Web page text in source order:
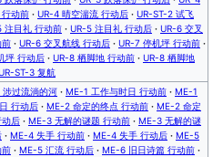
动前 · UR-4 晴空湍流 行动后 · UR-ST-2 试飞
注目礼 行动前 · UR-5 注目礼 行动后 · UR-6 交叉
前 · UR-6 交叉航线 行动后 · UR-7 停机坪 行动前 ·
坪 行动后 · UR-8 栖脚地 行动前 · UR-8 栖脚地
ST-3 复航
过流淌的河 · ME-1 工作与时日 行动前 · ME-1
行动后 · ME-2 命定的终点 行动前 · ME-2 命定
动后 · ME-3 无解的谜题 行动前 · ME-3 无解的谜
· ME-4 失手 行动前 · ME-4 失手 行动后 · ME-5
前 · ME-5 汇流 行动后 · ME-6 旧日诗篇 行动前 ·